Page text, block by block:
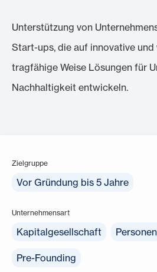
Unterstützung von
Start-ups, die auf innovative
tragfähige Weise Lösungen für
Nachhaltigkeit entwickeln.
Zielgruppe
Vor Gründung bis 5 Jahre
Unternehmensart
Kapitalgesellschaft
Pre-Founding